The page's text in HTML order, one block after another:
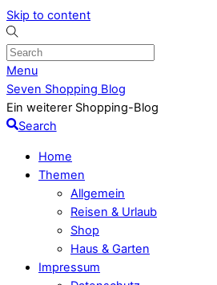
Skip to content
Menu
Seven Shopping Blog
Ein weiterer Shopping-Blog
Search
Home
Themen
Allgemein
Reisen & Urlaub
Shop
Haus & Garten
Impressum